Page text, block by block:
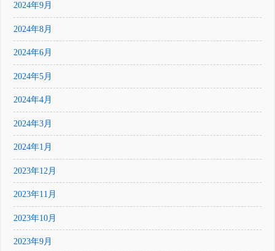
2024年9月
2024年8月
2024年6月
2024年5月
2024年4月
2024年3月
2024年1月
2023年12月
2023年11月
2023年10月
2023年9月